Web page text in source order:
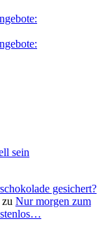
sein
gesichert?
zu Nur morgen zum